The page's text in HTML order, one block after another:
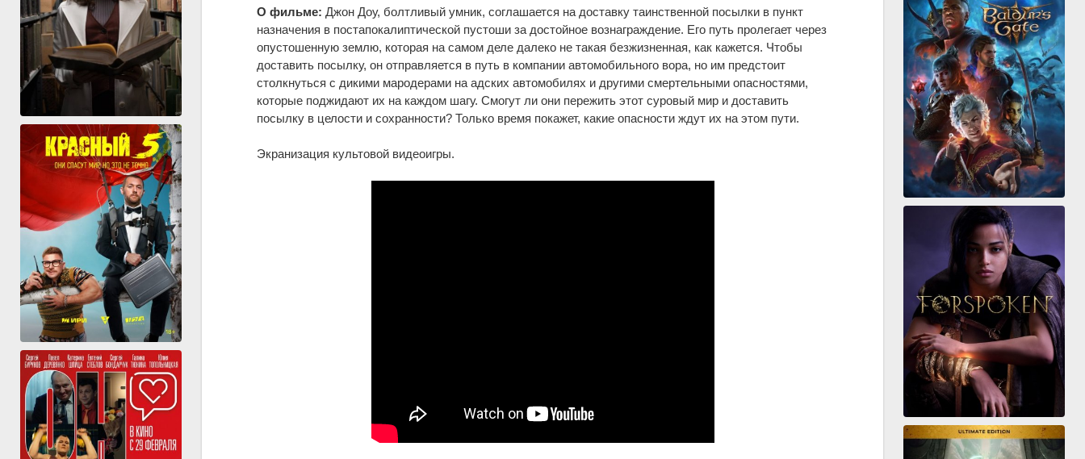
О фильме: Джон Доу, болтливый умник, соглашается на доставку таинственной посылки в пункт
назначения в постапокалиптической пустоши за достойное вознаграждение. Его путь пролегает через
опустошенную землю, которая на самом деле далеко не такая безжизненная, как кажется. Чтобы
доставить посылку, он отправляется в путь в компании автомобильного вора, но им предстоит
столкнуться с дикими мародерами на адских автомобилях и другими смертельными опасностями,
которые поджидают их на каждом шагу. Смогут ли они пережить этот суровый мир и доставить
посылку в целости и сохранности? Только время покажет, какие опасности ждут их на этом пути.
Экранизация культовой видеоигры.